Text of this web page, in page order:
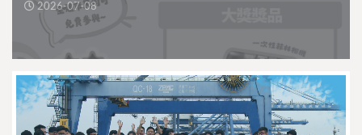
2026-07-08